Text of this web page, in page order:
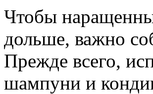
Чтобы
дольше, важно
Прежде всего,
шампуни и